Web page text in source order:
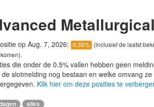
op Aug. 7, 2026: 0.35% (inclusief de laatst
die onder de 0.5% vallen hebben geen
slotmelding nog bestaan en welke omvang
Klik hier om deze posities te
alles